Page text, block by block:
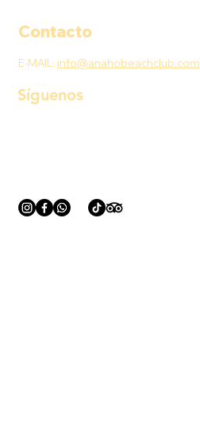
Contacto
E-MAIL: info@anahobeachclub.com
Síguenos